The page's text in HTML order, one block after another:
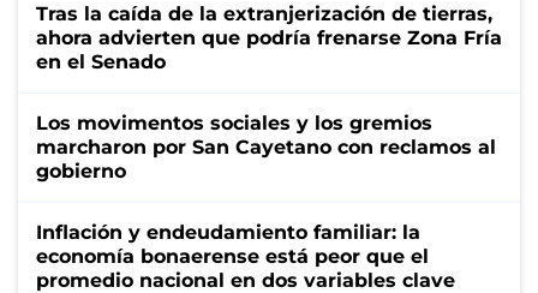
Tras la caída de la extranjerización de tierras,
ahora advierten que podría frenarse Zona Fría
en el Senado
Los movimentos sociales y los gremios
marcharon por San Cayetano con reclamos al
gobierno
Inflación y endeudamiento familiar: la
economía bonaerense está peor que el
promedio nacional en dos variables clave